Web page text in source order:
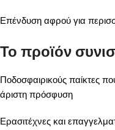
Επένδυση αφρού για
Το προϊόν
Ποδοσφαιρικούς παίκτες
άριστη πρόσφυση
Ερασιτέχνες και